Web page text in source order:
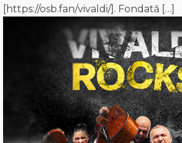
[https://osb.fan/vivaldi/]. Fondată […]